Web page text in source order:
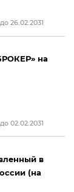
26.02.2031
на
02.02.2031
в
(на